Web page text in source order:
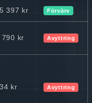
397 kr Förvärv
790 kr Avyttring
kr Avyttring